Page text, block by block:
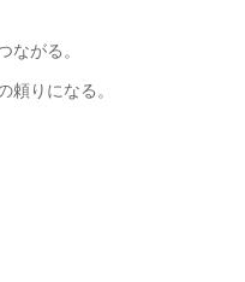
ながる。
りになる。